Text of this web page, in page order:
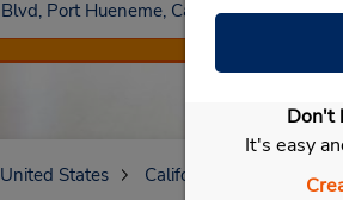
Don't
It's easy
United States California Port